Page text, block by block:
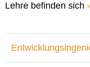
Lehre befinden sich